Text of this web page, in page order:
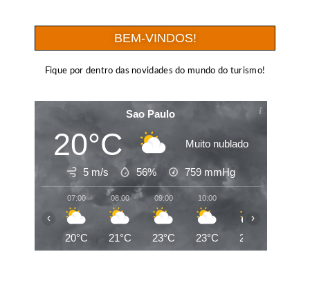
BEM-VINDOS!
Fique por dentro das novidades do mundo do turismo!
Sao Paulo
20°C Muito nublado
5 m/s 56% 759 mmHg
07:00
20°C
08:00
21°C
09:00
23°C
10:00
23°C 25°C
‹ ›